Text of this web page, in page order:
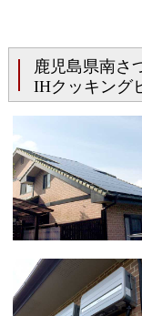
鹿児島県南さ
IHクッキング